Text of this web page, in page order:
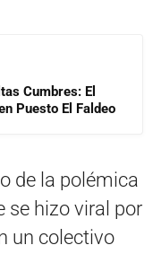
Cumbres: El
Puesto El Faldeo
de la polémica
se hizo viral por
un colectivo